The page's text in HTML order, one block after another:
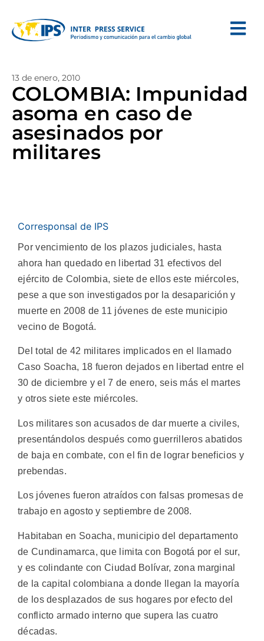
13 de enero, 2010
COLOMBIA: Impunidad
asoma en caso de
asesinados por
militares
Corresponsal de IPS
Por vencimiento de los plazos judiciales, hasta
ahora han quedado en libertad 31 efectivos del
ejército de Colombia, siete de ellos este miércoles,
pese a que son investigados por la desaparición y
muerte en 2008 de 11 jóvenes de este municipio
vecino de Bogotá.
Del total de 42 militares implicados en el llamado
Caso Soacha, 18 fueron dejados en libertad entre el
30 de diciembre y el 7 de enero, seis más el martes
y otros siete este miércoles.
Los militares son acusados de dar muerte a civiles,
presentándolos después como guerrilleros abatidos
de baja en combate, con el fin de lograr beneficios y
prebendas.
Los jóvenes fueron atraídos con falsas promesas de
trabajo en agosto y septiembre de 2008.
Habitaban en Soacha, municipio del departamento
de Cundinamarca, que limita con Bogotá por el sur,
y es colindante con Ciudad Bolívar, zona marginal
de la capital colombiana a donde llegan la mayoría
de los desplazados de sus hogares por efecto del
conflicto armado interno que supera las cuatro
décadas.